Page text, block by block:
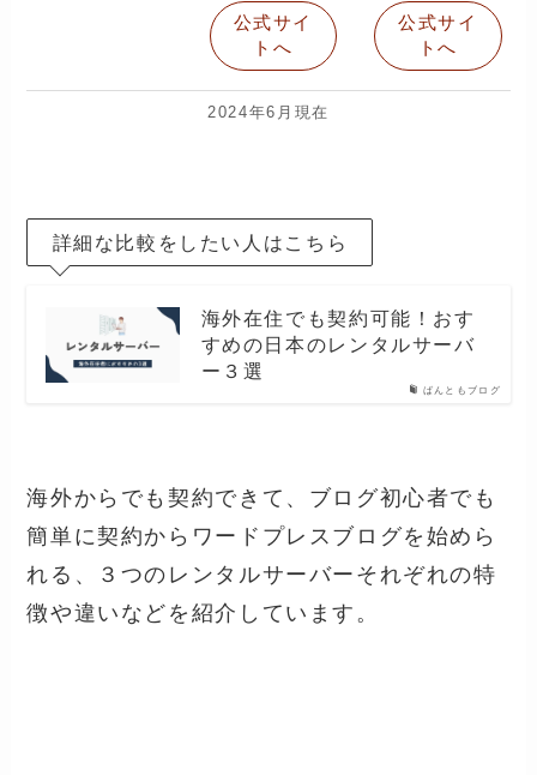
公式サイ
トへ
公式サイ
トへ
2024年6月現在
詳細な比較をしたい人はこちら
ばんともブログ
海外在住でも契約可能！おす
すめの日本のレンタルサーバ
ー３選
海外からでも契約できて、ブログ初心者でも
簡単に契約からワードプレスブログを始めら
れる、３つのレンタルサーバーそれぞれの特
徴や違いなどを紹介しています。